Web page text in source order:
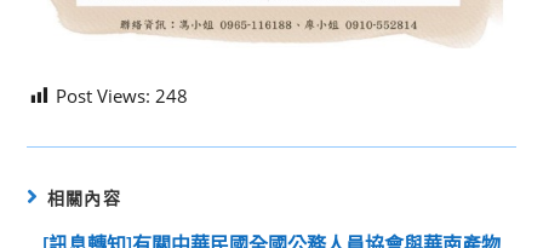
Post Views: 248
相關內容